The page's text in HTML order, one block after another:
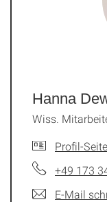
Hanna
Wiss.
Profil-Seite
+49 173
E-Mail